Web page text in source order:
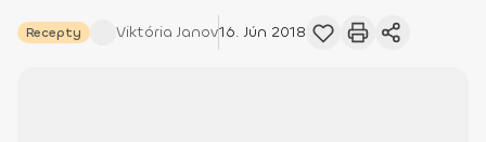
Recepty Viktória Janov16. Jún 2018